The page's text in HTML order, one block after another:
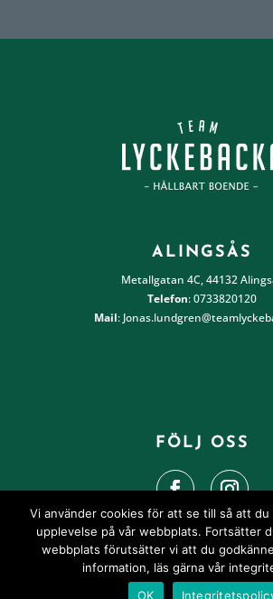
ALINGSÅS
Metallgatan 4C, 44132
Telefon:0733820120
Mail:
FÖLJ OSS
Powered byNgine
Vi använder cookies för att se till så att du
upplevelse på vår webbplats. Fortsätter
webbplats förutsätter vi att du
information, läs gärna vår
OK